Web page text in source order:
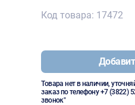
Код товара: 17472
Товара нет в наличии,
заказ по телефону+7 (3822)
звонок"